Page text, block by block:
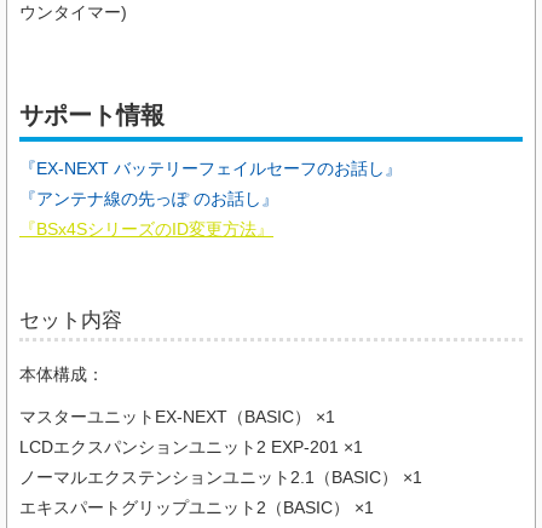
ウンタイマー)
サポート情報
『EX-NEXT バッテリーフェイルセーフのお話し』
『アンテナ線の先っぽ のお話し』
『BSx4SシリーズのID変更方法』
セット内容
本体構成：
マスターユニットEX-NEXT（BASIC） ×1
LCDエクスパンションユニット2 EXP-201 ×1
ノーマルエクステンションユニット2.1（BASIC） ×1
エキスパートグリップユニット2（BASIC） ×1